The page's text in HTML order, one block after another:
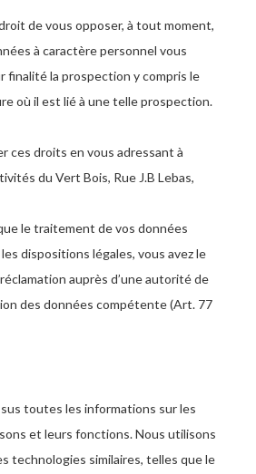
de vous opposer, à tout moment,
à caractère personnel vous
finalité la prospection y compris le
où il est lié à une telle prospection.
ces droits en vous adressant à
du Vert Bois, Rue J.B Lebas,
le traitement de vos données
dispositions légales, vous avez le
auprès d’une autorité de
des données compétente (Art. 77
toutes les informations sur les
et leurs fonctions. Nous utilisons
technologies similaires, telles que le